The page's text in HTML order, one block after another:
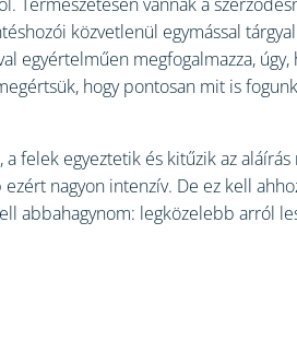
közvetlenül egymással
egyértelműen megfogalmazza,
hogy pontosan mit is
felek egyeztetik és kitűzik az
nagyon intenzív. De ez kell
abbahagynom: legközelebb arról